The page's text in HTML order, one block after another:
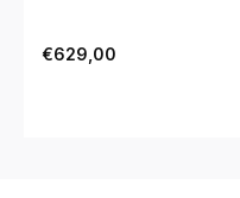
€629,00